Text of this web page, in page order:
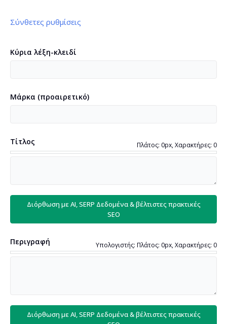
Σύνθετες ρυθμίσεις
Περιεχόμενο σελίδας ή κώδικας πηγής(προαιρετικό)
Κύρια λέξη-κλειδί
Μάρκα (προαιρετικό)
Τίτλος Πλάτος: 0px, Χαρακτήρες: 0
Διόρθωση με AI, SERP Δεδομένα & βέλτιστες πρακτικές
SEO
Περιγραφή Υπολογιστής: Πλάτος: 0px, Χαρακτήρες: 0
Διόρθωση με AI, SERP Δεδομένα & βέλτιστες πρακτικές